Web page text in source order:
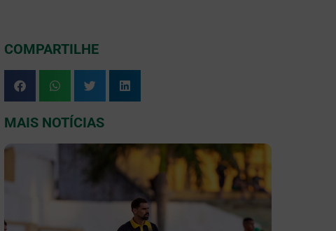
COMPARTILHE
MAIS NOTÍCIAS